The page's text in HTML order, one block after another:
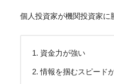
個人投資家が機関投資家に
資金力が強い
情報を掴むスピード